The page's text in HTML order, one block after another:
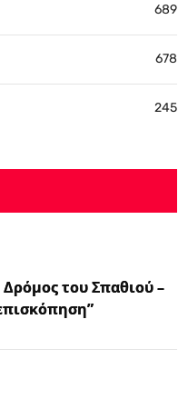
689
678
245
του Σπαθιού –